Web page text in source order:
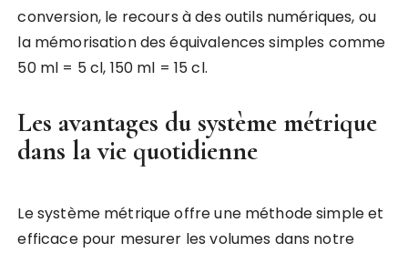
conversion, le recours à des outils numériques, ou
la mémorisation des équivalences simples comme
50 ml = 5 cl, 150 ml = 15 cl.
Les avantages du système métrique
dans la vie quotidienne
Le système métrique offre une méthode simple et
efficace pour mesurer les volumes dans notre